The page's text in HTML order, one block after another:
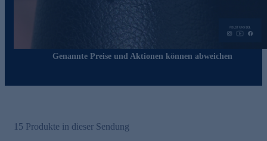
Genannte Preise und Aktionen können abweichen
15 Produkte in dieser Sendung